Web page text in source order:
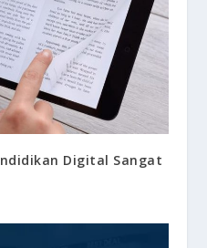
Digital Sangat